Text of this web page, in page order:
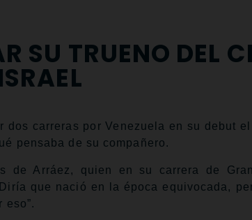
SU TRUENO DEL
carreras por Venezuela en su debut
pensaba de su compañero.
de Arráez, quien en su carrera de
que nació en la época equivocada,
eso”.